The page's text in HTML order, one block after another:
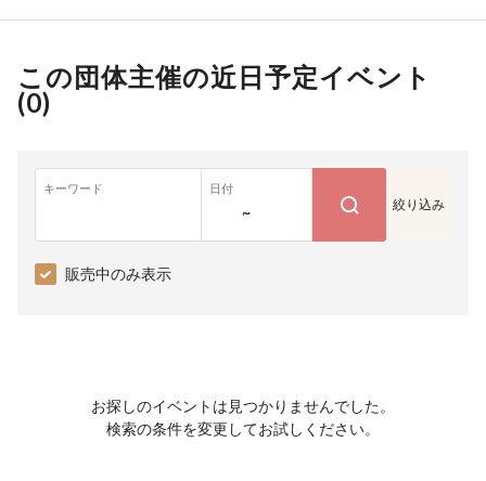
この団体主催の近日予定イベント
(0)
キーワード 日付
~ 絞り込み
販売中のみ表示
お探しのイベントは見つかりませんでした。
検索の条件を変更してお試しください。